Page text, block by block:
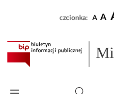
czcionka: A A